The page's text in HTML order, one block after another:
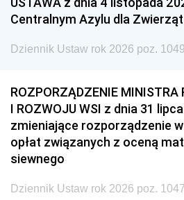
Centralnym Azylu dla Zwierząt
Dziennik Ustaw rok 2026 poz. 1049
ROZPORZĄDZENIE MINISTRA
I ROZWOJU WSI z dnia 31
zmieniające rozporządzenie
opłat związanych z oceną
siewnego
Dziennik Ustaw rok 2026 poz. 1047